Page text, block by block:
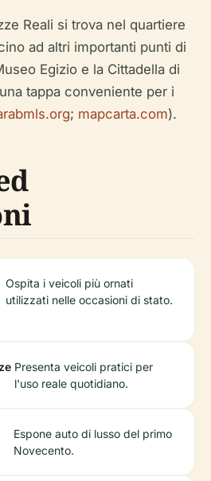
Reali si trova nel quartiere
ad altri importanti punti di
Egizio e la Cittadella di
tappa conveniente per i
; mapcarta.com).
Ospita i veicoli più ornati
utilizzati nelle occasioni di stato.
Presenta veicoli pratici per
l'uso reale quotidiano.
Espone auto di lusso del primo
Novecento.